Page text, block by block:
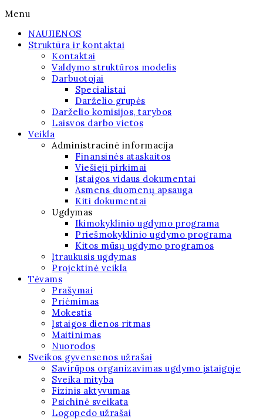
Menu
NAUJIENOS
Struktūra ir kontaktai
Kontaktai
Valdymo struktūros modelis
Darbuotojai
Specialistai
Darželio grupės
Darželio komisijos, tarybos
Laisvos darbo vietos
Veikla
Administracinė informacija
Finansinės ataskaitos
Viešieji pirkimai
Įstaigos vidaus dokumentai
Asmens duomenų apsauga
Kiti dokumentai
Ugdymas
Ikimokyklinio ugdymo programa
Priešmokyklinio ugdymo programa
Kitos mūsų ugdymo programos
Įtraukusis ugdymas
Projektinė veikla
Tėvams
Prašymai
Priėmimas
Mokestis
Įstaigos dienos ritmas
Maitinimas
Nuorodos
Sveikos gyvensenos užrašai
Savirūpos organizavimas ugdymo įstaigoje
Sveika mityba
Fizinis aktyvumas
Psichinė sveikata
Logopedo užrašai